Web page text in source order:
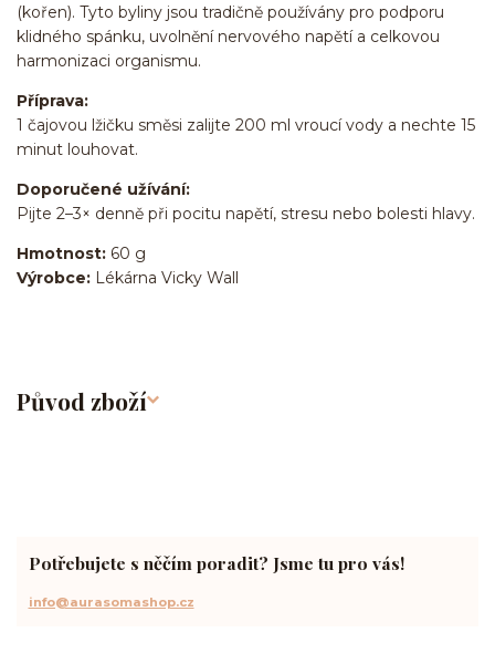
(kořen). Tyto byliny jsou tradičně používány pro podporu
klidného spánku, uvolnění nervového napětí a celkovou
harmonizaci organismu.
Příprava:
1 čajovou lžičku směsi zalijte 200 ml vroucí vody a nechte 15
minut louhovat.
Doporučené užívání:
Pijte 2–3× denně při pocitu napětí, stresu nebo bolesti hlavy.
Hmotnost: 60 g
Výrobce: Lékárna Vicky Wall
Původ zboží
Potřebujete s něčím poradit? Jsme tu pro vás!
info@aurasomashop.cz